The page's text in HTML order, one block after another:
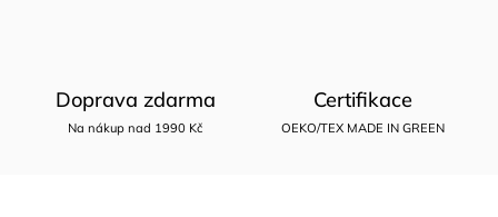
Doprava zdarma
Na nákup nad 1990 Kč
Certifikace
OEKO/TEX MADE IN GREEN